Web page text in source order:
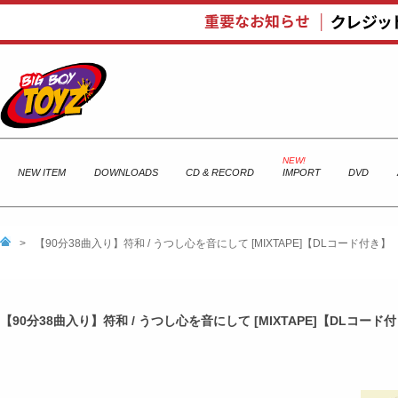
NEW ITEM DOWNLOADS CD & RECORD IMPORT DVD
> 【90分38曲入り】符和 / うつし心を音にして [MIXTAPE]【DLコード付き】
【90分38曲入り】符和 / うつし心を音にして [MIXTAPE]【DLコード